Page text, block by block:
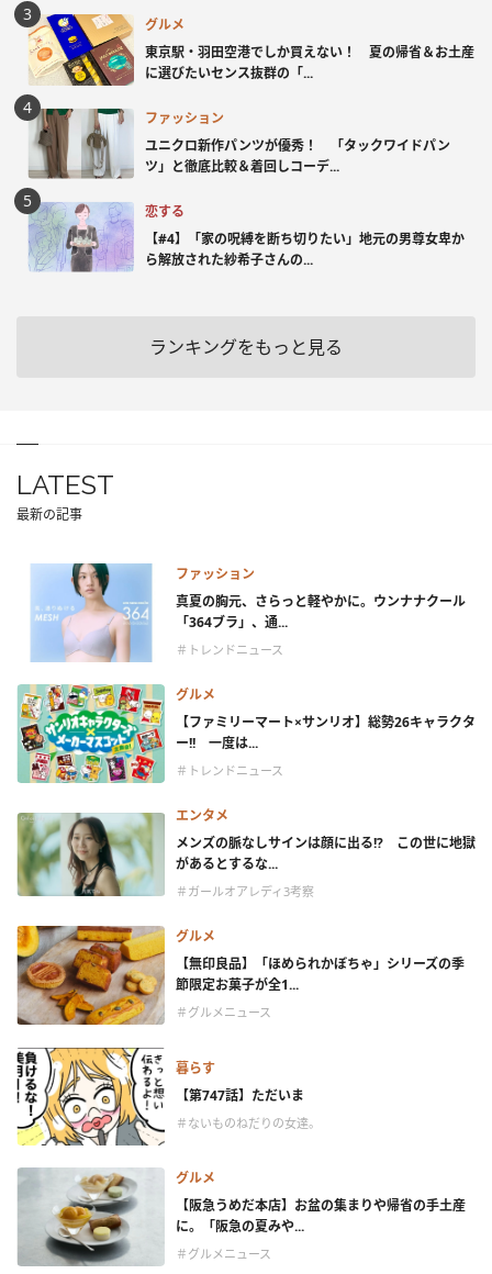
グルメ
東京駅・羽田空港でしか買えない！ 夏の帰省＆お土産
に選びたいセンス抜群の「...
ファッション
ユニクロ新作パンツが優秀！ 「タックワイドパン
ツ」と徹底比較＆着回しコーデ...
恋する
【#4】「家の呪縛を断ち切りたい」地元の男尊女卑か
ら解放された紗希子さんの...
ランキングをもっと見る
LATEST
最新の記事
ファッション
真夏の胸元、さらっと軽やかに。ウンナナクール
「364ブラ」、通...
＃トレンドニュース
グルメ
【ファミリーマート×サンリオ】総勢26キャラクタ
ー!! 一度は...
＃トレンドニュース
エンタメ
メンズの脈なしサインは顔に出る!? この世に地獄
があるとするな...
＃ガールオアレディ3考察
グルメ
【無印良品】「ほめられかぼちゃ」シリーズの季
節限定お菓子が全1...
＃グルメニュース
暮らす
【第747話】ただいま
＃ないものねだりの女達。
グルメ
【阪急うめだ本店】お盆の集まりや帰省の手土産
に。「阪急の夏みや...
＃グルメニュース